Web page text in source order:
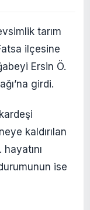
tarım
ilçesine
Ersin Ö.
girdi.
kaldırılan
ise